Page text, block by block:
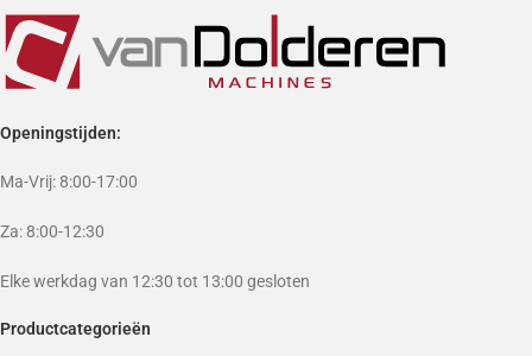
Openingstijden:
Ma-Vrij: 8:00-17:00
Za: 8:00-12:30
Elke werkdag van 12:30 tot 13:00 gesloten
Productcategorieën